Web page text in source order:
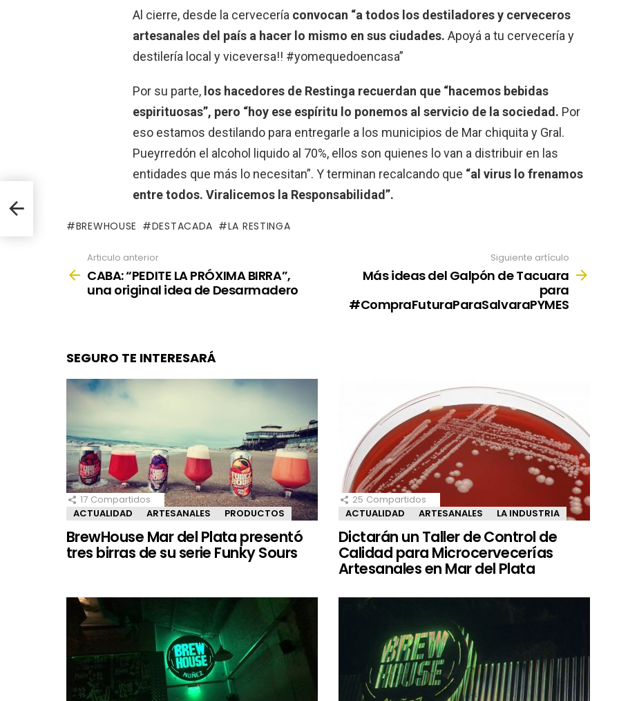
Al cierre, desde la cervecería convocan “a todos los destiladores y cerveceros
artesanales del país a hacer lo mismo en sus ciudades. Apoyá a tu cervecería y
destilería local y viceversa!! #yomequedoencasa”
Por su parte, los hacedores de Restinga recuerdan que “hacemos bebidas
espirituosas”, pero “hoy ese espíritu lo ponemos al servicio de la sociedad. Por
eso estamos destilando para entregarle a los municipios de Mar chiquita y Gral.
Pueyrredón el alcohol liquido al 70%, ellos son quienes lo van a distribuir en las
entidades que más lo necesitan”. Y terminan recalcando que “al virus lo frenamos
entre todos. Viralicemos la Responsabilidad”.
BREWHOUSE DESTACADA LA RESTINGA
more
Articulo anterior
CABA: “PEDITE LA PRÓXIMA BIRRA”,
una original idea de Desarmadero
Siguiente artículo
Más ideas del Galpón de Tacuara
para
#CompraFuturaParaSalvaraPYMES
SEGURO TE INTERESARÁ
17 Compartidos
ACTUALIDAD
ARTESANALES PRODUCTOS
BrewHouse Mar del Plata presentó
tres birras de su serie Funky Sours
25 Compartidos
ACTUALIDAD
ARTESANALES LA INDUSTRIA
Dictarán un Taller de Control de
Calidad para Microcervecerías
Artesanales en Mar del Plata